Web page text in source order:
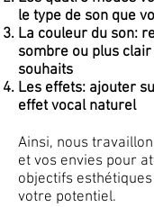
le type de son que
La couleur du son:
sombre ou plus
souhaits
Les effets: ajouter
effet vocal naturel
Ainsi, nous
et vos envies pour
objectifs
votre potentiel.